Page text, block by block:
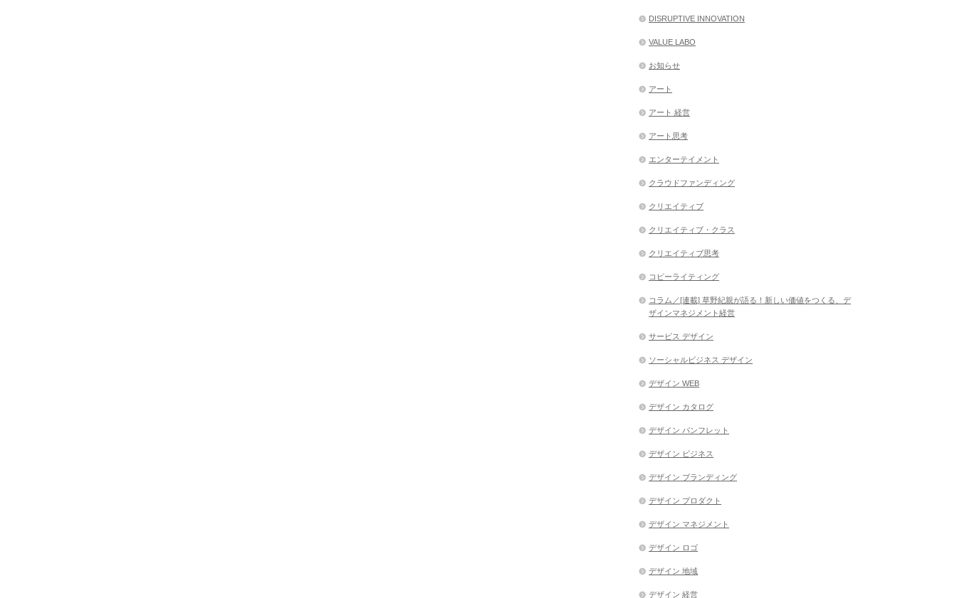
DISRUPTIVE INNOVATION
VALUE LABO
お知らせ
アート
アート 経営
アート思考
エンターテイメント
クラウドファンディング
クリエイティブ
クリエイティブ・クラス
クリエイティブ思考
コピーライティング
コラム／[連載] 草野紀親が語る！新しい価値をつくる、デ
ザインマネジメント経営
サービス デザイン
ソーシャルビジネス デザイン
デザイン WEB
デザイン カタログ
デザイン パンフレット
デザイン ビジネス
デザイン ブランディング
デザイン プロダクト
デザイン マネジメント
デザイン ロゴ
デザイン 地域
デザイン 経営